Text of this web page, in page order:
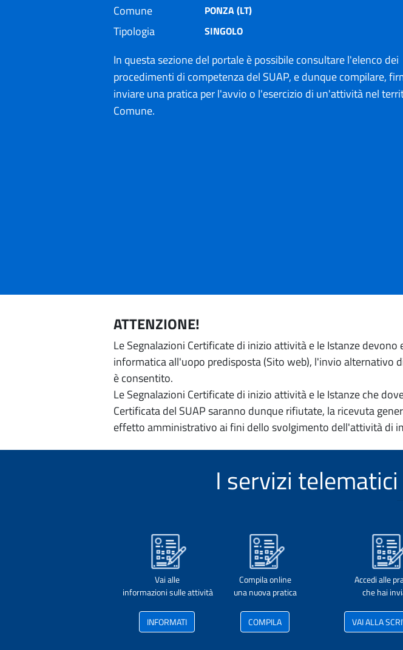
Comune PONZA (LT)
Tipologia SINGOLO
In questa sezione del portale è possibile consultare l'elenco dei
procedimenti di competenza del SUAP, e dunque compilare,
inviare una pratica per l'avvio o l'esercizio di un'attività nel
Comune.
ATTENZIONE!
Le Segnalazioni Certificate di inizio attività e le Istanze
informatica all'uopo predisposta (Sito web), l'invio alternativo
è consentito.
Le Segnalazioni Certificate di inizio attività e le Istanze che
Certificata del SUAP saranno dunque rifiutate, la ricevuta
effetto amministrativo ai fini dello svolgimento dell'attività di
I servizi
Vai alle
informazioni sulle attività
INFORMATI
Compila online
una nuova pratica
COMPILA
Accedi alle
che hai
VAI ALLA